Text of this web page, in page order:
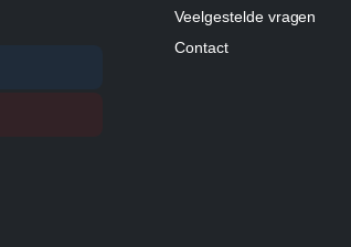
Veelgestelde vragen
Contact